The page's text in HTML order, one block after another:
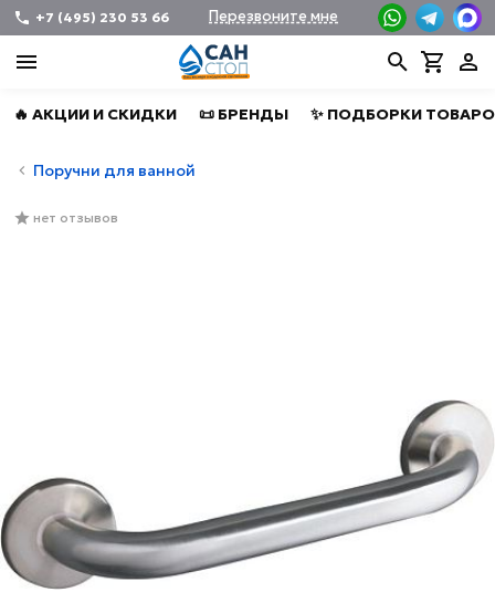
+7 (495) 230 53 66 Перезвоните мне
🔥 АКЦИИ И СКИДКИ 📜 БРЕНДЫ ✨ ПОДБОРКИ
Поручни для ванной
нет отзывов